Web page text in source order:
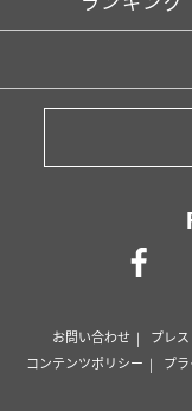
お問い合わせ プレ
コンテンツポリシー
プ